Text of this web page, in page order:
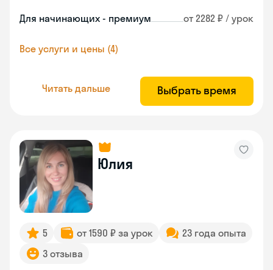
Для начинающих - премиум от 2282 ₽ / урок
Все услуги и цены (4)
Читать дальше Выбрать время
Юлия
5 от 1590 ₽ за урок
23 года опыта
3 отзыва